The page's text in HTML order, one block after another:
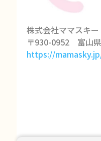
株式会社ママスキー
〒930-0952 富山
https://